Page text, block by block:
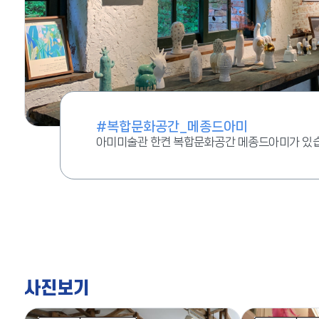
#복합문화공간_메종드아미
아미미술관 한켠 복합문화공간 메종드아미가 있